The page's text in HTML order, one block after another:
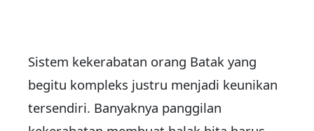
Sistem kekerabatan orang Batak yang
begitu kompleks justru menjadi keunikan
tersendiri. Banyaknya panggilan